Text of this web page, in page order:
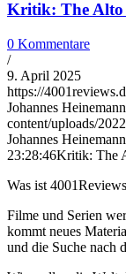
Kritik: The Alto
0 Kommentare
/
9. April 2025
https://
Johannes Heinemann
content/uploads/
Johannes Heinemann
23:28:46Kritik: The
Was ist
Filme und Serien
kommt neues
und die Suche nach